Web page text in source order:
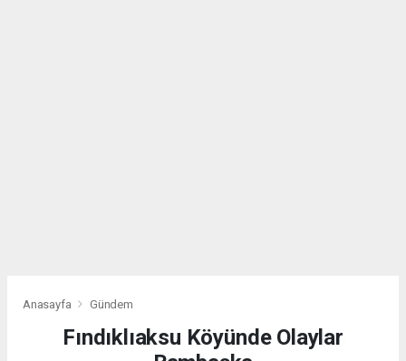
Anasayfa Gündem
Fındıklıaksu Köyünde Olaylar